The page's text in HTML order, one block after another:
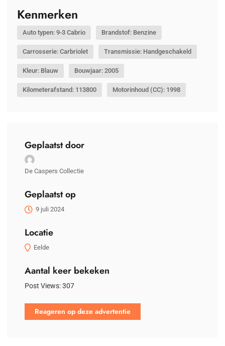
Kenmerken
Auto typen: 9-3 Cabrio Brandstof: Benzine
Carrosserie: Carbriolet Transmissie: Handgeschakeld
Kleur: Blauw Bouwjaar: 2005
Kilometerafstand: 113800 Motorinhoud (CC): 1998
Geplaatst door
De Caspers Collectie
Geplaatst op
9 juli 2024
Locatie
Eelde
Aantal keer bekeken
Post Views:307
Reageren op deze advertentie